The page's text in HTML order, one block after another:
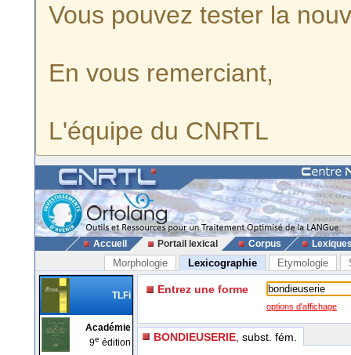
Vous pouvez tester la
En vous remerciant,
L'équipe du CNRTL
Accueil Portail lexical Corpus
Morphologie Lexicographie Etymologie
TLFi
Académie
9e édition
Entrez une forme
options d'affichage
BONDIEUSERIE , subst. fém.